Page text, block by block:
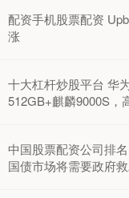
配资手机股票配资
涨
十大杠杆炒股平台 华
512GB+麒麟9000S，
中国股票配资公司排
国债市场将需要政府